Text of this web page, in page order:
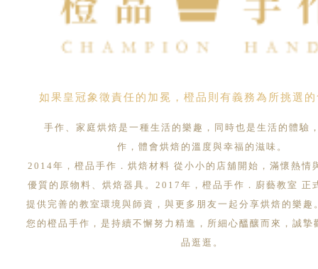
如果皇冠象徵責任的加冕，橙品則有義務為所挑選
手作、家庭烘焙是一種生活的樂趣，同時也是生活的體驗
作，體會烘焙的溫度與幸福的滋味。
2014年，橙品手作．烘焙材料 從小小的店舖開始，滿懷熱情
優質的原物料、烘焙器具。2017年，橙品手作．廚藝教室 正
提供完善的教室環境與師資，與更多朋友一起分享烘焙的樂趣
您的橙品手作，是持續不懈努力精進，所細心醞釀而來，誠摯
品逛逛。